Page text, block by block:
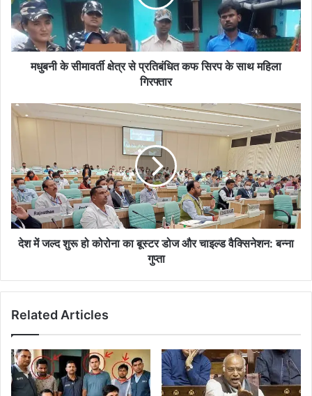
प्रतिबंधित
कफ
सिरप
के
मधुबनी के सीमावर्ती क्षेत्र से प्रतिबंधित कफ सिरप के साथ महिला
गिरफ्तार
देश
जल्द
शुरू
हो
कोरोना
का
बूस्टर
डोज
औरदेश में जल्द शुरू हो कोरोना का बूस्टर डोज और चाइल्ड वैक्सिनेशन: बन्ना
गुप्ता
Related Articles